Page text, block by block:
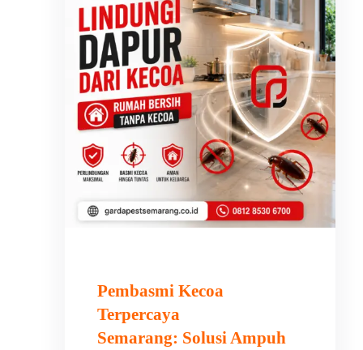
Pembasmi Kecoa
Terpercaya
Semarang: Solusi Ampuh